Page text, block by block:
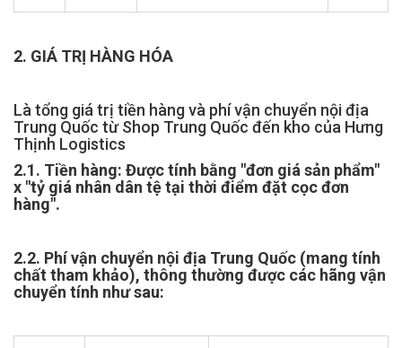
2. GIÁ TRỊ HÀNG HÓA
Là tổng giá trị tiền hàng và phí vận chuyển nội địa
Trung Quốc từ Shop Trung Quốc đến kho của Hưng
Thịnh Logistics
2.1. Tiền hàng: Được tính bằng "đơn giá sản phẩm"
x "tỷ giá nhân dân tệ tại thời điểm đặt cọc đơn
hàng".
2.2. Phí vận chuyển nội địa Trung Quốc (mang tính
chất tham khảo), thông thường được các hãng vận
chuyển tính như sau: